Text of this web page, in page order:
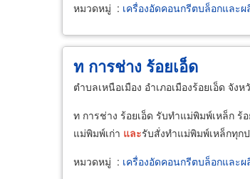
หมวดหมู่ : เครื่องอัดคอนกรีตบล็อกและ
ท การช่าง ร้อยเอ็ด
ตำบลเหนือเมือง อำเภอเมืองร้อยเอ็ด จังห
ท การช่าง ร้อยเอ็ด รับทำแม่พิมพ์เหล็ก ร้
แม่พิมพ์เก่า และรับสั่งทำแม่พิมพ์เหล็กทุก
หมวดหมู่ : เครื่องอัดคอนกรีตบล็อกและ